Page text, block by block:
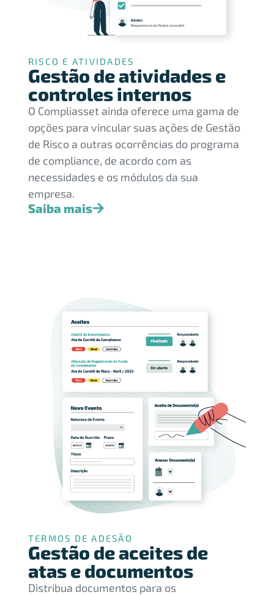
RISCO E ATIVIDADES
Gestão de atividades e
controles internos
O Compliasset ainda oferece uma gama de
opções para vincular suas ações de Gestão
de Risco a outras ocorrências do programa
de compliance, de acordo com as
necessidades e os módulos da sua
empresa.
Saiba mais
TERMOS DE ADESÃO
Gestão de aceites de
atas e documentos
Distribua documentos para os